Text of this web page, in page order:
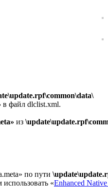
в файл dlclist.xml.
из
по пути
«Enhanced